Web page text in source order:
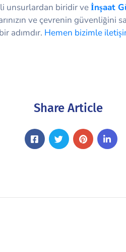
unsurlardan biridir veİnşaat
ve çevrenin
adımdır. Hemen bizimle
Share Article